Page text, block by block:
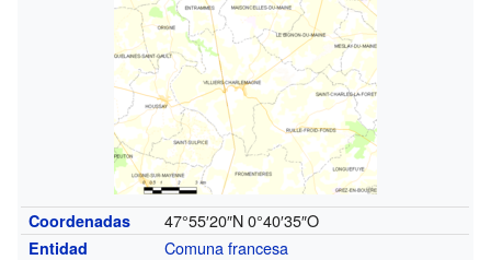
Coordenadas 47°55′20″N 0°40′35″O
Entidad
Comuna francesa